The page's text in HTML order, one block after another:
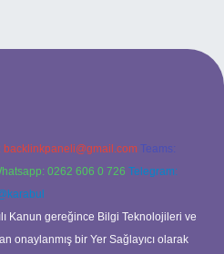
backlinkpaneli@gmail.com Teams:
0262 606 0 726 Telegram:
Kanun gereğince Bilgi Teknolojileri ve
onaylanmış bir Yer Sağlayıcı olarak